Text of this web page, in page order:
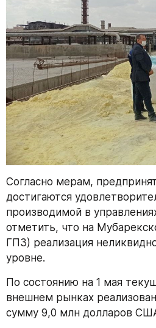
Согласно мерам,
достигаются
производимой в
отметить, что на
ГПЗ) реализация
уровне.
По состоянию на 1 мая
внешнем рынках
сумму 9,0 млн долларов